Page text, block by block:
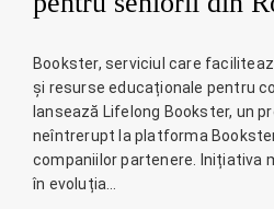
Bookster, serviciul care
și resurse educaționale pentru
lansează Lifelong Bookster, un
neîntrerupt la platforma
companiilor partenere. Inițiativa
în evoluția…